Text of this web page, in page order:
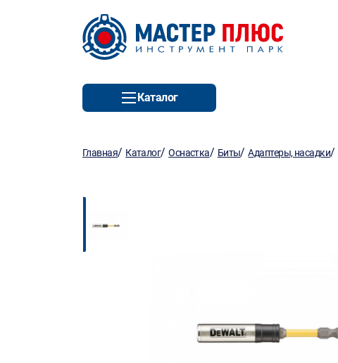
Каталог
Главная/ Каталог/Оснастка/ Биты/Адаптеры, насадки/